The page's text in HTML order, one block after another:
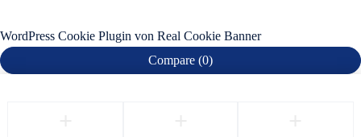
WordPress Cookie Plugin von Real Cookie Banner
Compare (0)